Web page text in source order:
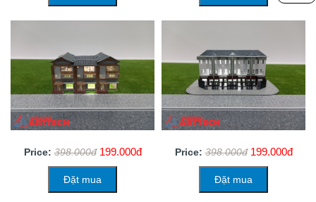
Price: 398.000đ 199.000đ
Đặt mua
Price: 398.000đ 199.000đ
Đặt mua